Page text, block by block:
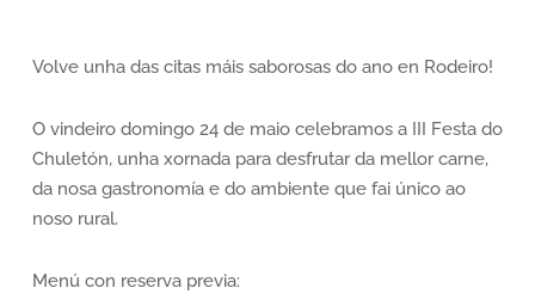
Volve unha das citas máis saborosas do ano en Rodeiro!
O vindeiro domingo 24 de maio celebramos a III Festa do
Chuletón, unha xornada para desfrutar da mellor carne,
da nosa gastronomía e do ambiente que fai único ao
noso rural.
Menú con reserva previa: